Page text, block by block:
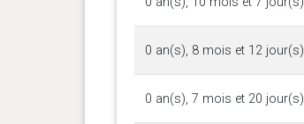
0 an(s), 8 mois et 12 jour(s)
0 an(s), 7 mois et 20 jour(s)